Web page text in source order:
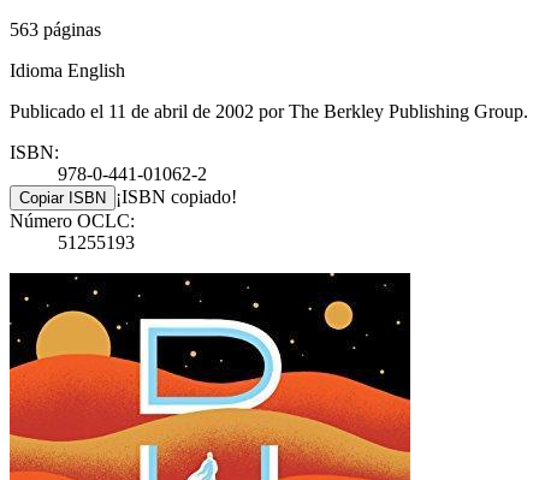
563 páginas
Idioma English
Publicado el 11 de abril de 2002 por The Berkley Publishing Group.
ISBN:
978-0-441-01062-2
Copiar ISBN
¡ISBN copiado!
Número OCLC:
51255193